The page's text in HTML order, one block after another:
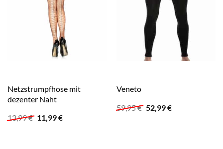
Netzstrumpfhose mit
dezenter Naht
13,99€ Ursprünglicher
11,99€Aktueller
Veneto
59,95€ Ursprünglicher
Preis
52,99€Aktueller